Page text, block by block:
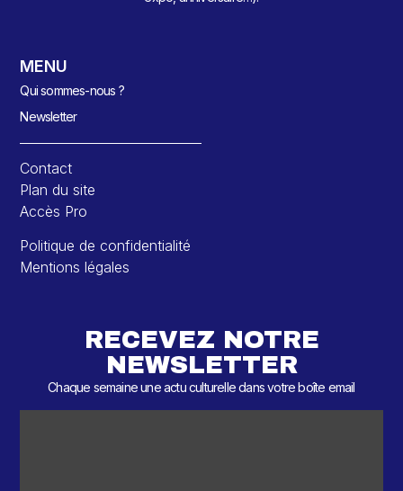
MENU
Qui sommes-nous ?
Newsletter
Contact
Plan du site
Accès Pro
Politique de confidentialité
Mentions légales
RECEVEZ NOTRE
NEWSLETTER
Chaque semaine une actu culturelle dans votre boîte email